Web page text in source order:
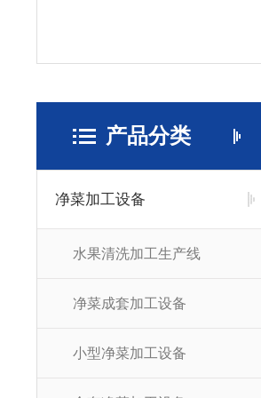
产品分类
净菜加工设备
水果清洗加工生产线
净菜成套加工设备
小型净菜加工设备